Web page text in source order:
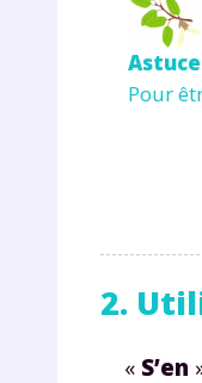
Astuce
Pour
2.
« S’en